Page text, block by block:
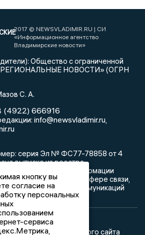
2017 © NEWSVLADIMIR.RU | СИ
«Информационное агентство
Владимирские новости»
Общество с ограниченной
«РЕГИОНАЛЬНЫЕ НОВОСТИ» (ОГРН
С. А.
(4922) 666916
info@newsvladimir.ru,
серия Эл № ФС77-78858 от 4
выписке из реестра
средств массовой информации
службой по надзору в сфере связи,
и массовых коммуникаций
материала с данного сайта
кнопку вы
согласие на
персональных
сервиса